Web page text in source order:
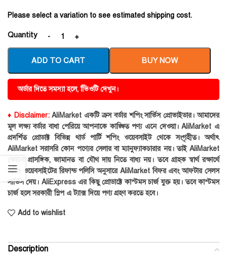
Please select a variation to see estimated shipping cost.
Quantity
ADD TO CART BUY NOW
অর্ডার দিতে সমস্যা হলে, ভিিওটি দেখুন।
♦ Disclaimer:AliMarket একটি ক্রস বর্ডার শপিং সার্ভিস প্রোভাইডার। আমাদের
মূল লক্ষ্য বর্ডার বাধা পেরিয়ে আপনাকে কাঙ্ক্ষিত পণ্য এনে দেওয়া। AliMarket এ
প্রদর্শিত প্রোডাক্ট বিভিন্ন থার্ড পার্টি শপিং ওয়েবসাইট থেকে সংগৃহীত। অর্থাৎ
AliMarket সরাসরি কোন পণ্যের সেলার বা ম্যানুফ্যাকচারার নয়। তাই AliMarket
কোনো প্রাসঙ্গিক, জামানত বা যৌথ দায় নিতে বাধ্য নয়। তবে গ্রাহক স্বার্থ রক্ষার্থে
শপিং ওয়েবসাইটের রিফান্ড পলিসি অনুসারে AliMarket বিফর এবং আফটার সেলস
সার্ভিস দেয়। AliExpress এর কিছু প্রোডাক্টে কাস্টমস চার্জ যুক্ত হয়। তবে কাস্টমস
চার্জ হলে সরকারী স্লিপ এ ট্যাক্স দিয়ে পণ্য গ্রহণ করতে হবে।
Add to wishlist
Description